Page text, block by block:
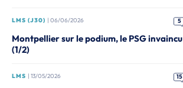
LMS (J30) | 06/06/2026 5
Montpellier sur le podium, le PSG invaincu
(1/2)
LMS | 13/05/2026 15